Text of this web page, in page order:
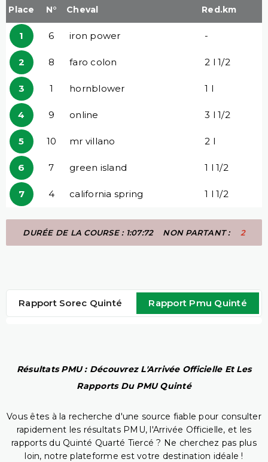
Place N° Cheval Red.km
1 6 iron power -
2 8 faro colon 2 l 1/2
3 1 hornblower 1 l
4 9 online 3 l 1/2
5 10 mr villano 2 l
6 7 green island 1 l 1/2
7 4 california spring 1 l 1/2
DURÉE DE LA COURSE : 1:07:72 NON PARTANT : 2
Rapport Sorec Quinté Rapport Pmu Quinté
Résultats PMU : Découvrez L'Arrivée Officielle Et Les
Rapports Du PMU Quinté
Vous êtes à la recherche d'une source fiable pour consulter
rapidement les résultats PMU, l'Arrivée Officielle, et les
rapports du Quinté Quarté Tiercé ? Ne cherchez pas plus
loin, notre plateforme est votre destination idéale !